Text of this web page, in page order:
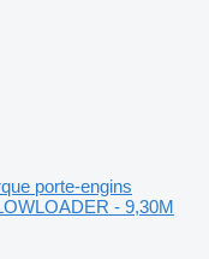
porte-engins
- 9,30M